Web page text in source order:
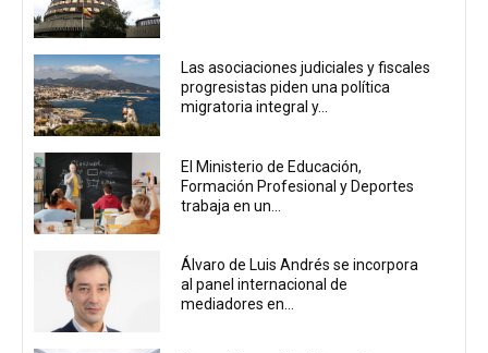
Las asociaciones judiciales y fiscales
progresistas piden una política
migratoria integral y...
El Ministerio de Educación,
Formación Profesional y Deportes
trabaja en un...
Álvaro de Luis Andrés se incorpora
al panel internacional de
mediadores en...